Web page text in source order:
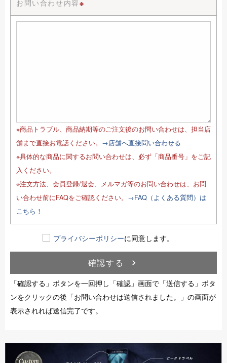
お問い合わせ内容※
※商品トラブル、商品納期等のご注文後のお問い合わせは、担当店
舗まで直接お電話ください。 →店舗へ直接問い合わせる
※具体的な商品に関するお問い合わせは、必ず「商品番号」をご記
入ください。
※注文方法、会員登録/退会、メルマガ等のお問い合わせは、お問
い合わせ前にFAQをご確認ください。 →FAQ（よくある質問）は
こちら！
プライバシーポリシーに同意します。
確認する
navigate_next
「確認する」ボタンを一回押し「確認」画面で「送信する」ボタ
ンをクリックの後「お問い合わせは送信されました。」の画面が
表示されれば送信完了です。